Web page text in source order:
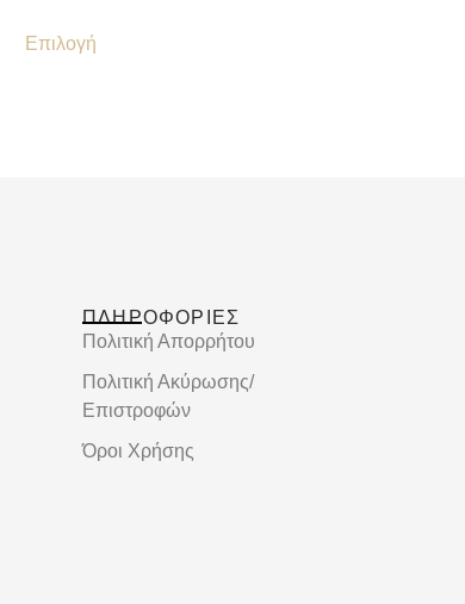
Επιλογή
ΠΛΗΡΟΦΟΡΙΕΣ
Πολιτική Απορρήτου
Πολιτική Ακύρωσης/
Επιστροφών
Όροι Χρήσης